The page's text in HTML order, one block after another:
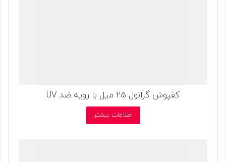
کفپوش گرانول 25 میل با رویه ضد UV
اطلاعات بیشتر